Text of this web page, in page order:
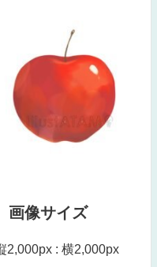
画像サイズ
2,000px : 横2,000px